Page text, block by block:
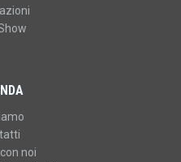
con noi